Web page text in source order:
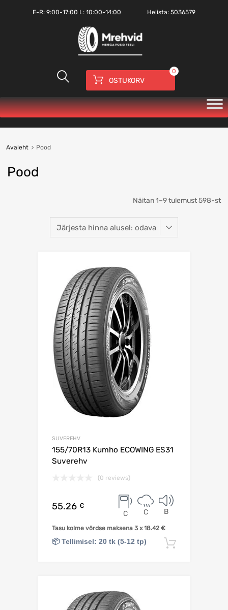
E-R: 9:00-17:00 L: 10:00-14:00 Helista:5036579
OSTUKORV
0
Avaleht Pood
Pood
Näitan 1–9 tulemust 598-st
SUVEREHV
155/70R13 Kumho ECOWING ES31
Suverehv
(0 reviews)
55.26 €
C C B
Tasu kolme võrdse maksena 3 x18.42 €
📦 Tellimisel: 20 tk (5-12 tp)